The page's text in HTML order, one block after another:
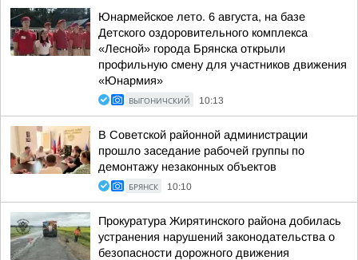
Юнармейское лето. 6 августа, на базе
Детского оздоровительного комплекса
«Лесной» города Брянска открыли
профильную смену для участников движения
«Юнармия»
ВЫГОНИЧСКИЙ 10:13
В Советской районной администрации
прошло заседание рабочей группы по
демонтажу незаконных объектов
БРЯНСК 10:10
Прокуратура Жирятинского района добилась
устранения нарушений законодательства о
безопасности дорожного движения